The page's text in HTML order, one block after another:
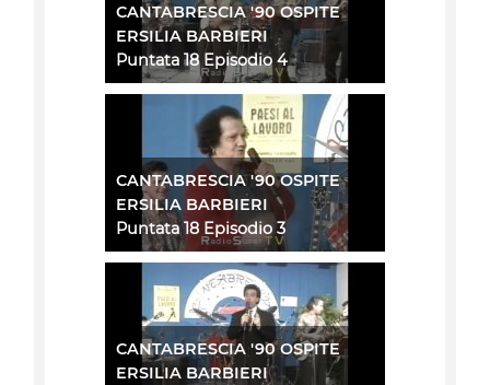
CANTABRESCIA '90 OSPITE
ERSILIA BARBIERI
Puntata 18 Episodio 4
CANTABRESCIA '90 OSPITE
ERSILIA BARBIERI
Puntata 18 Episodio 3
CANTABRESCIA '90 OSPITE
ERSILIA BARBIERI